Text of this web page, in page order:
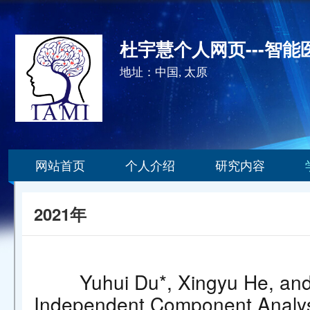
杜宇慧个人网页---智能
地址：中国, 太原
网站首页 个人介绍 研究内容
2021年
Yuhui Du*, Xingyu He,
Independent Component